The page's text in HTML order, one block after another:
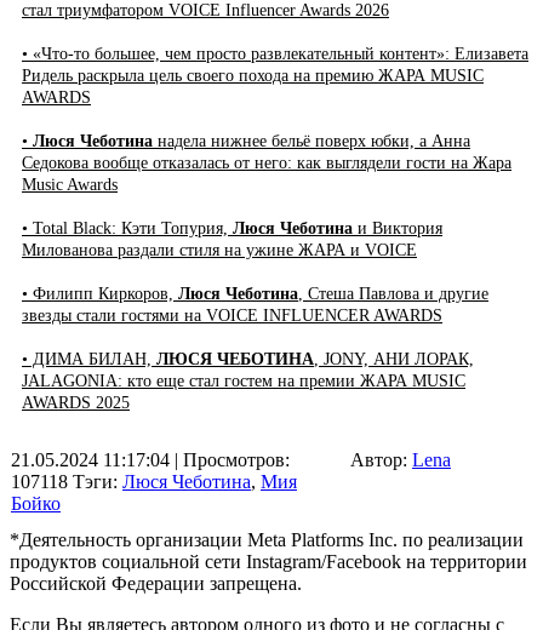
стал триумфатором VOICE Influencer Awards 2026
• «Что-то большее, чем просто развлекательный контент»: Елизавета
Ридель раскрыла цель своего похода на премию ЖАРА MUSIC
AWARDS
• Люся Чеботина надела нижнее бельё поверх юбки, а Анна
Седокова вообще отказалась от него: как выглядели гости на Жара
Music Awards
• Total Black: Кэти Топурия, Люся Чеботина и Виктория
Милованова раздали стиля на ужине ЖАРА и VOICE
• Филипп Киркоров, Люся Чеботина, Стеша Павлова и другие
звезды стали гостями на VOICE INFLUENCER AWARDS
• ДИМА БИЛАН, ЛЮСЯ ЧЕБОТИНА, JONY, АНИ ЛОРАК,
JALAGONIA: кто еще стал гостем на премии ЖАРА MUSIC
AWARDS 2025
21.05.2024 11:17:04 | Просмотров:
107118 Тэги: Люся Чеботина, Мия
Бойко
Автор: Lena
*Деятельность организации Meta Platforms Inc. по реализации
продуктов социальной сети Instagram/Facebook на территории
Российской Федерации запрещена.
Если Вы являетесь автором одного из фото и не согласны с